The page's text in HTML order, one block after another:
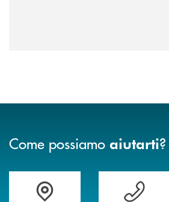
Come possiamo aiutarti?
Accedi all' elenco completo delle filiali della
Hai bisogno di